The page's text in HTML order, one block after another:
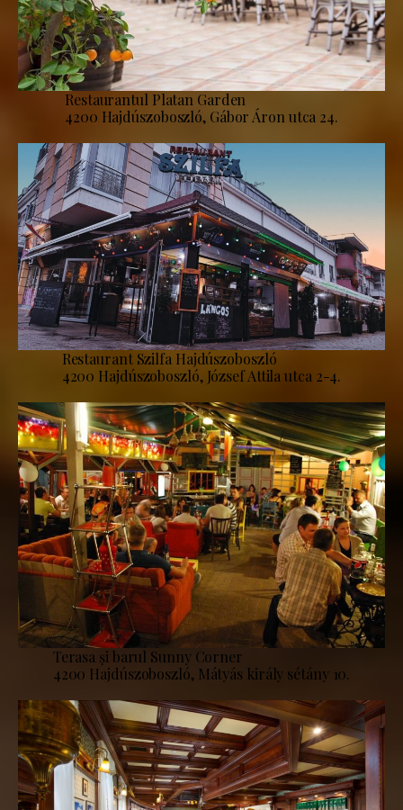
Restaurantul Platan Garden
4200 Hajdúszoboszló, Gábor Áron utca 24.
Restaurant Szilfa Hajdúszoboszló
4200 Hajdúszoboszló, József Attila utca 2-4.
Terasa și barul Sunny Corner
4200 Hajdúszoboszló, Mátyás király sétány 10.